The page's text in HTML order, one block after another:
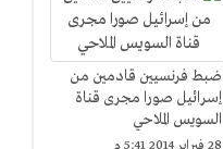
ضبط فرنسيين قادمين من
إسرائيل صورا مجرى قناة
السويس الملاحي
28 فبراير 2014 5:41 م